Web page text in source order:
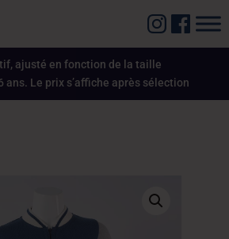
ajusté en fonction de la taille
ans. Le prix s’affiche après sélection